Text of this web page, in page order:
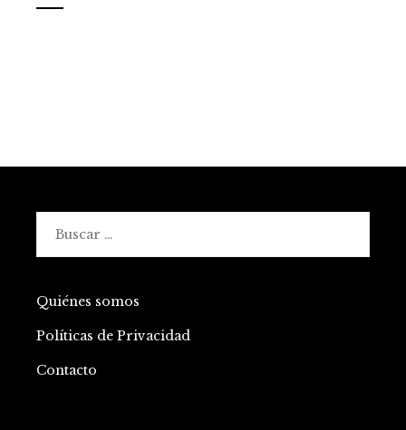
Quiénes somos
Políticas de Privacidad
Contacto